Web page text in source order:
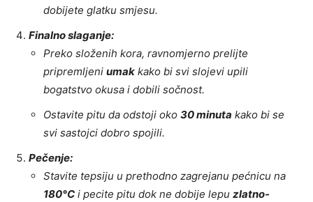
dobijete glatku smjesu.
Finalno slaganje:
Preko složenih kora, ravnomjerno prelijte
pripremljeni umak kako bi svi slojevi upili
bogatstvo okusa i dobili sočnost.
Ostavite pitu da odstoji oko 30 minuta kako bi se
svi sastojci dobro spojili.
Pečenje:
Stavite tepsiju u prethodno zagrejanu pećnicu na
180°C i pecite pitu dok ne dobije lepu zlatno-